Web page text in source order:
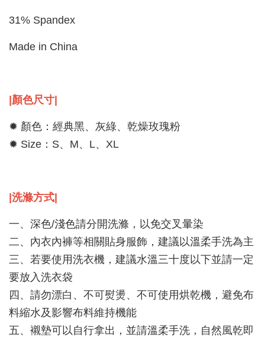
31% Spandex
Made in China
|顏色尺寸|
✹ 顏色：經典黑、灰綠、乾燥玫瑰粉
✹ Size：S、M、L、XL
|洗滌方式|
一、深色/淺色請分開洗滌，以免交叉暈染
二、內衣內褲等相關貼身服飾，建議以溫柔手洗為主
三、若要使用洗衣機，建議水溫三十度以下並請一定
要放入洗衣袋
四、請勿漂白、不可熨燙、不可使用烘乾機，避免布
料縮水及影響布料維持機能
五、襯墊可以自行拿出，並請溫柔手洗，自然風乾即